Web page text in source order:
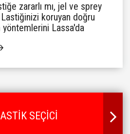
zararlı mı, jel ve sprey
koruyan doğru
Lassa'da
SEÇİCİ